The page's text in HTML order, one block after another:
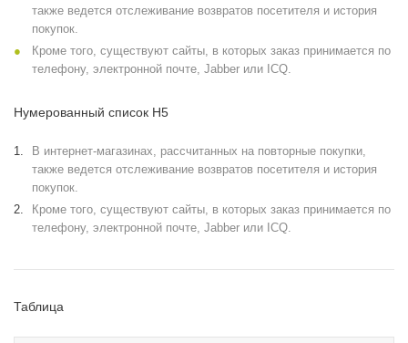
также ведется отслеживание возвратов посетителя и история
покупок.
Кроме того, существуют сайты, в которых заказ принимается по
телефону, электронной почте, Jabber или ICQ.
Нумерованный список H5
В интернет-магазинах, рассчитанных на повторные покупки,
также ведется отслеживание возвратов посетителя и история
покупок.
Кроме того, существуют сайты, в которых заказ принимается по
телефону, электронной почте, Jabber или ICQ.
Таблица